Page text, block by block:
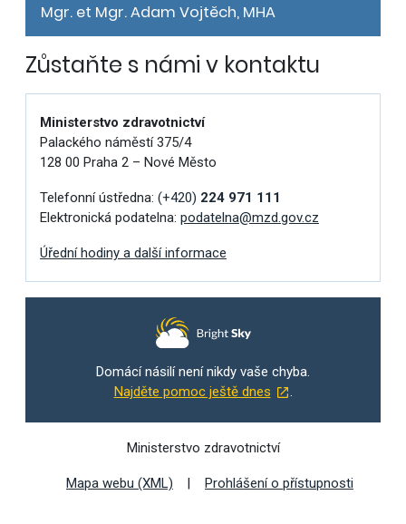
Mgr. et Mgr. Adam Vojtěch, MHA
Zůstaňte s námi v kontaktu
Ministerstvo zdravotnictví
Palackého náměstí 375/4
128 00 Praha 2 – Nové Město
Telefonní ústředna: (+420) 224 971 111
Elektronická podatelna: podatelna@mzd.gov.cz
Úřední hodiny a další informace
Domácí násilí není nikdy vaše chyba.
Najděte pomoc ještě dnes
.
Ministerstvo zdravotnictví
Mapa webu (XML) Prohlášení o přístupnosti